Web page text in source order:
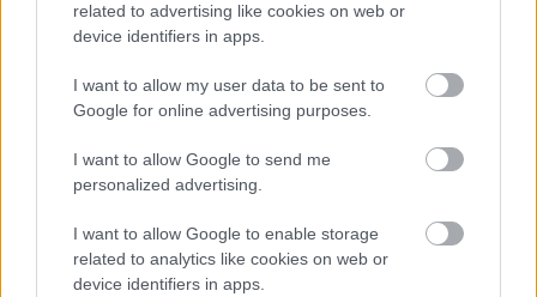
related to advertising like cookies on web or
device identifiers in apps.
I want to allow my user data to be sent to
Google for online advertising purposes.
I want to allow Google to send me
personalized advertising.
I want to allow Google to enable storage
related to analytics like cookies on web or
device identifiers in apps.
versenyzőt külön is megkérdezték a lelátón helyet
kapott biztatásról.
EZEKET IS AJÁNLJUK